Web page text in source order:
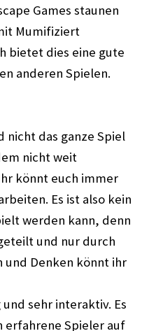
Games staunen
Mumifiziert
bietet dies eine gute
anderen Spielen.
nicht das ganze Spiel
nicht weit
könnt euch immer
Es ist also kein
werden kann, denn
und nur durch
und Denken könnt ihr
sehr interaktiv. Es
erfahrene Spieler auf